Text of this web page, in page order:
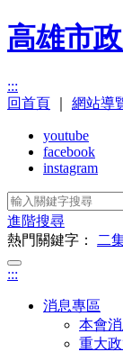
高雄市
:::
回首頁
網站導
youtube
facebook
instagram
進階搜尋
熱門關鍵字：
二
:::
消息專區
本會
重大